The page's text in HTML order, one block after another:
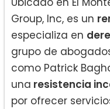
Group, Inc, es un
especializa en
grupo de
como Patrick
una resistencia
por ofrecer